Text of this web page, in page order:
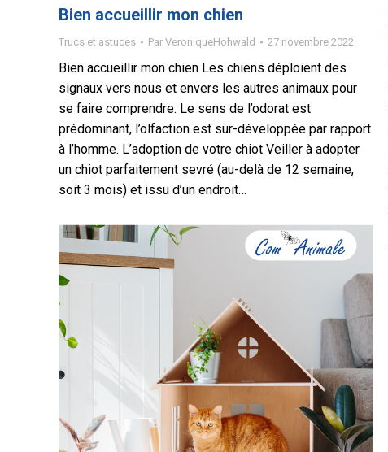
Bien accueillir mon chien
Trucs et astuces Par VeroniqueHohwald 27 novembre 2022
Bien accueillir mon chien Les chiens déploient des
signaux vers nous et envers les autres animaux pour
se faire comprendre. Le sens de l’odorat est
prédominant, l’olfaction est sur-développée par rapport
à l’homme. L’adoption de votre chiot Veiller à adopter
un chiot parfaitement sevré (au-delà de 12 semaine,
soit 3 mois) et issu d’un endroit…